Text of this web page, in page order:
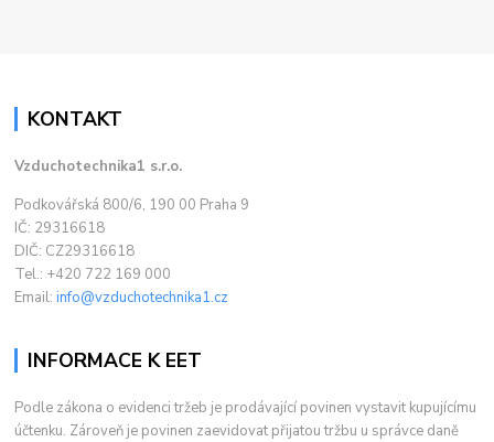
KONTAKT
Vzduchotechnika1 s.r.o.
Podkovářská 800/6, 190 00 Praha 9
IČ: 29316618
DIČ: CZ29316618
Tel.: +420 722 169 000
Email:info@vzduchotechnika1.cz
INFORMACE K EET
Podle zákona o evidenci tržeb je prodávající povinen vystavit kupujícímu
účtenku. Zároveň je povinen zaevidovat přijatou tržbu u správce daně